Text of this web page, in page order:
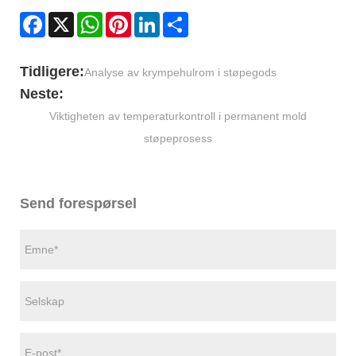
Facebook
X WhatsAppPinterestLinkedIn
Tidligere:Analyse av krympehulrom i støpegods
Neste:
Viktigheten av temperaturkontroll i permanent mold
støpeprosess
Send forespørsel